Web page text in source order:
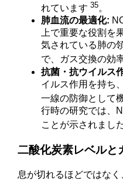
れています35。
肺血流の最適化:
上で重要な役割を
気されている肺の
で、ガス交換の効
抗菌・抗ウイルス
イルス作用を持ち
一線の防御として
行時の研究では、
ことが示されまし
二酸化炭素レベルと
息が切れるほどではな